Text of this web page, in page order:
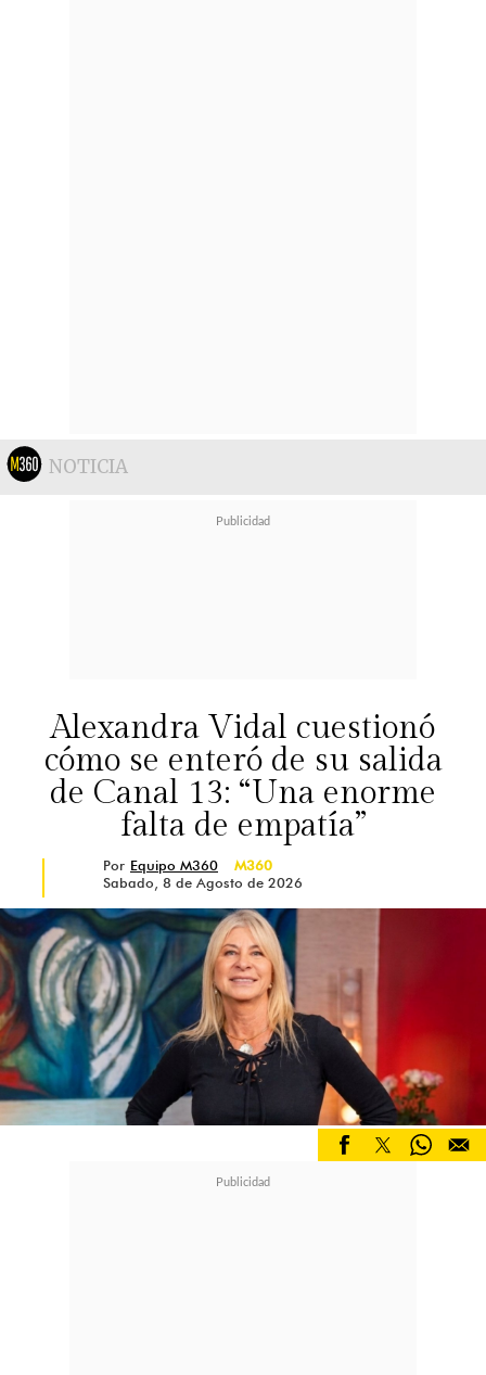
NOTICIA
Alexandra Vidal cuestionó
cómo se enteró de su salida
de Canal 13: “Una enorme
falta de empatía”
Por Equipo M360
M360
Sabado, 8 de Agosto de 2026